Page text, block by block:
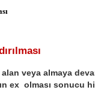
veya almaya
ex olması sonucu